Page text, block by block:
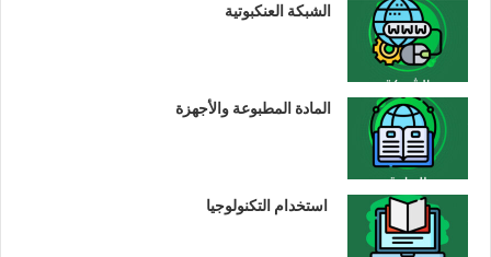
الشبكة العنكبوتية
المادة المطبوعة والأجهزة
استخدام التكنولوجيا